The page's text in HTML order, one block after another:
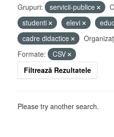
Grupuri: servicii-publice
studenti
elevi
cadre didactice
Formate:
CSV
Filtrează Rezultatele
Please try another search.